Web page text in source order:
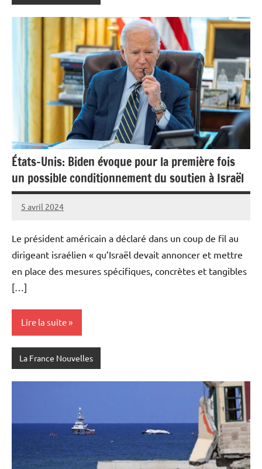
États-Unis: Biden évoque pour la première fois
un possible conditionnement du soutien à Israël
5 avril 2024
Admins
Le président américain a déclaré dans un coup de fil au
dirigeant israélien « qu’Israël devait annoncer et mettre
en place des mesures spécifiques, concrètes et tangibles
[…]
Lire la suite
La France Nouvelles